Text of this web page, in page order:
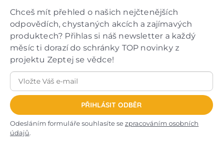
Chceš mít přehled o našich nejčtenějších
odpovědích, chystaných akcích a zajímavých
produktech? Přihlas si náš newsletter a každý
měsíc ti dorazí do schránky TOP novinky z
projektu Zeptej se vědce!
PŘIHLÁSIT ODBĚR
Odesláním formuláře souhlasíte sezpracováním osobních
údajů.